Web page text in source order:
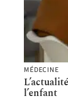
MÉDECINE
l’enfant